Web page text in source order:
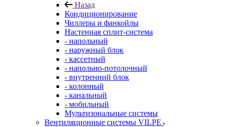
Назад
Кондиционирование
Чиллеры и фанкойлы
Настенная сплит-система
- напольный
- наружный блок
- кассетный
- напольно-потолочный
- внутренний блок
- колонный
- канальный
- мобильный
Мультизональные системы
Вентиляционные системы VILPE